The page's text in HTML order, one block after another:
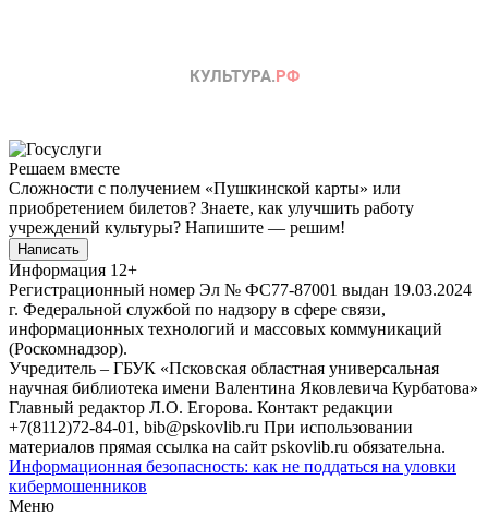
Решаем вместе
Сложности с получением «Пушкинской карты» или
приобретением билетов? Знаете, как улучшить работу
учреждений культуры? Напишите — решим!
Написать
Информация 12+
Регистрационный номер Эл № ФС77-87001 выдан 19.03.2024
г. Федеральной службой по надзору в сфере связи,
информационных технологий и массовых коммуникаций
(Роскомнадзор).
Учредитель – ГБУК «Псковская областная универсальная
научная библиотека имени Валентина Яковлевича Курбатова»
Главный редактор Л.О. Егорова. Контакт редакции
+7(8112)72-84-01, bib@pskovlib.ru При использовании
материалов прямая ссылка на сайт pskovlib.ru обязательна.
Информационная безопасность: как не поддаться на уловки
кибермошенников
Меню